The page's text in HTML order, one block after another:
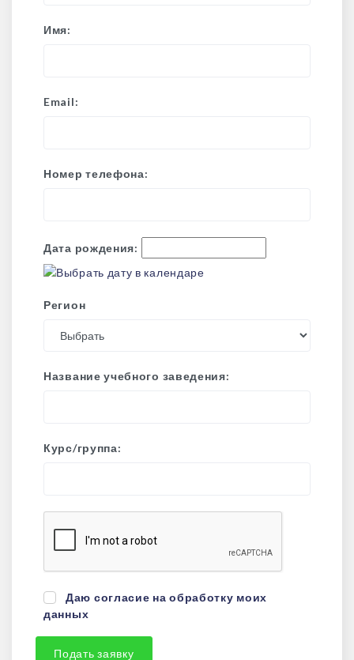
Имя:
Email:
Номер телефона:
Дата рождения:
Регион
Название учебного заведения:
Курс/группа:
Даю согласие на обработку моих
данных
Подать заявку